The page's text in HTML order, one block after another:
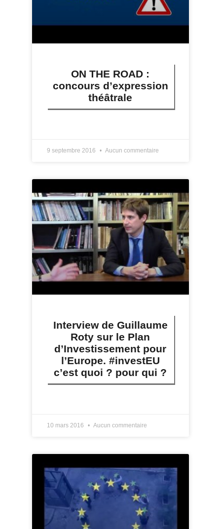
ON THE ROAD :
concours d’expression
théâtrale
9 septembre 2016 Aucun commentaire
Interview de Guillaume
Roty sur le Plan
d’Investissement pour
l’Europe. #investEU
c’est quoi ? pour qui ?
10 mars 2016 Aucun commentaire